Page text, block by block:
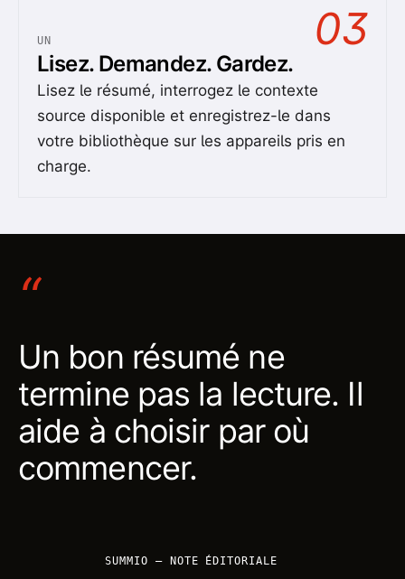
UN 03
Lisez. Demandez. Gardez.
Lisez le résumé, interrogez le contexte
source disponible et enregistrez-le dans
votre bibliothèque sur les appareils pris en
charge.
“
Un bon résumé ne
termine pas la lecture. Il
aide à choisir par où
commencer.
SUMMIO — NOTE ÉDITORIALE